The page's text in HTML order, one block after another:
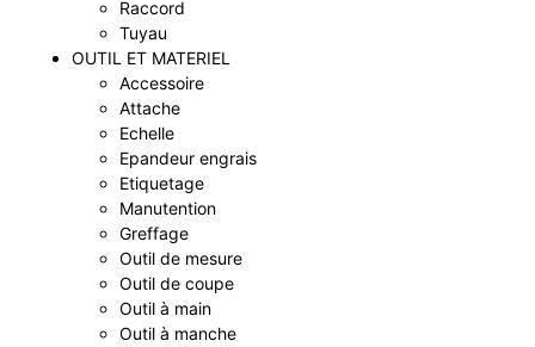
Raccord
Tuyau
OUTIL ET MATERIEL
Accessoire
Attache
Echelle
Epandeur engrais
Etiquetage
Manutention
Greffage
Outil de mesure
Outil de coupe
Outil à main
Outil à manche